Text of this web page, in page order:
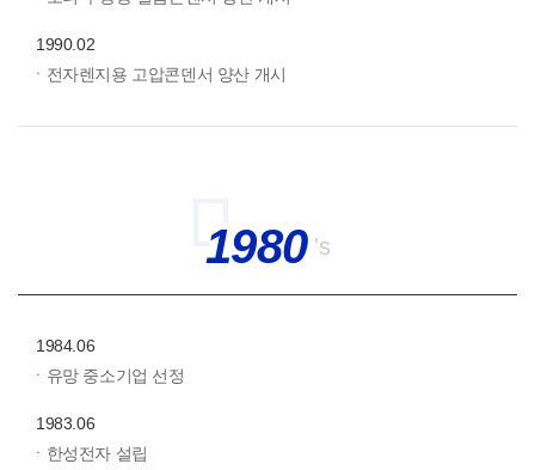
1990.02
ㆍ전자렌지용 고압콘덴서 양산 개시
1980 's
1984.06
ㆍ유망 중소기업 선정
1983.06
ㆍ한성전자 설립